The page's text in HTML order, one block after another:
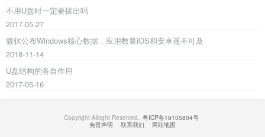
不用U盘时一定要拔出吗
2017-05-27
微软公布Windows核心数据，应用数量iOS和安卓遥不可及
2018-11-14
U盘结构的各自作用
2017-05-16
Copyright Allright Reserved. 粤ICP备18105804号
免责声明
联系我们 网站地图